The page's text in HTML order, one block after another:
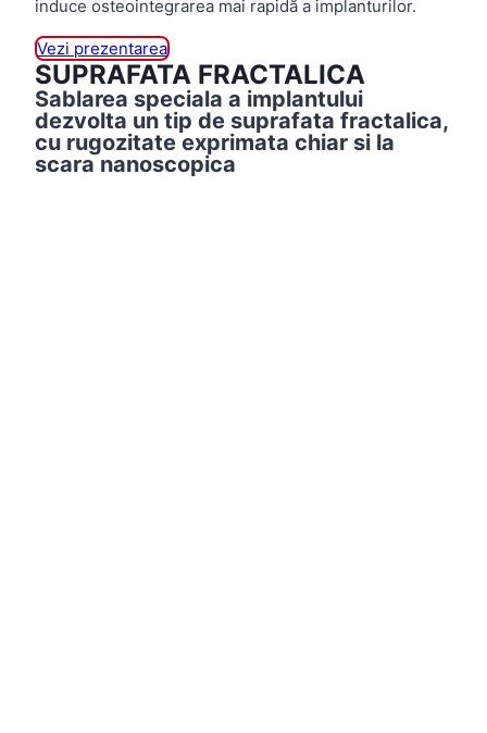
induce osteointegrarea mai rapidă a implanturilor.
Vezi prezentarea
SUPRAFATA FRACTALICA
Sablarea speciala a implantului
dezvolta un tip de suprafata fractalica,
cu rugozitate exprimata chiar si la
scara nanoscopica